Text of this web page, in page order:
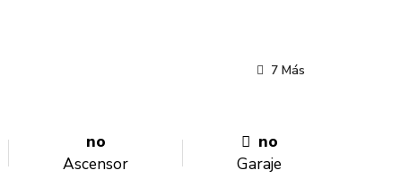
7 Más
no
Ascensor
no
Garaje